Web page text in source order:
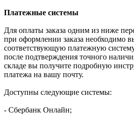
Платежные системы
Для оплаты заказа одним из ниже
при оформлении заказа необходимо
соответствующую платежную
после подтверждения точного
складе вы получите подробную
платежа на вашу почту.
Доступны следующие системы:
- Сбербанк Онлайн;